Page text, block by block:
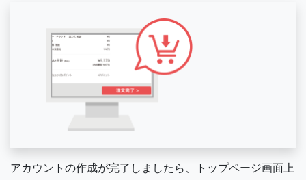
アカウントの作成が完了しましたら、トップページ画面上